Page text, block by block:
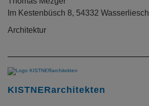
Im Kestenbüsch 8, 54332 Wasserliesch
Architektur
KISTNERarchitekten